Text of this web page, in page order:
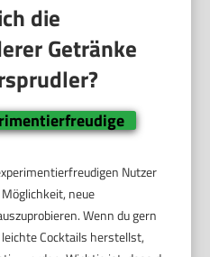
die
Getränke
Nutzer
neue
Wenn du gern
Cocktails herstellst,